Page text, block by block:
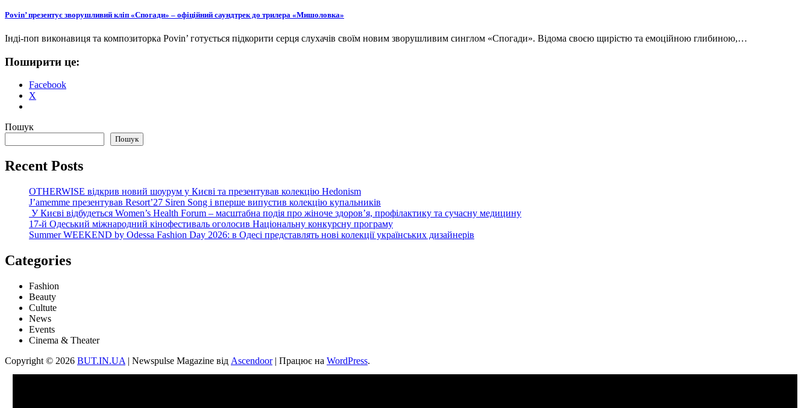
Povin’ презентує зворушливий кліп «Спогади» – офіційний саундтрек до трилера «Мишоловка»
Інді-поп виконавиця та композиторка Povin’ готується підкорити серця слухачів своїм новим зворушливим синглом «Спогади». Відома своєю щирістю та емоційною глибиною,…
Поширити це:
Facebook
X
Пошук
Пошук
Recent Posts
OTHERWISE відкрив новий шоурум у Києві та презентував колекцію Hedonism
J’amemme презентував Resort’27 Siren Song і вперше випустив колекцію купальників
У Києві відбудеться Women’s Health Forum – масштабна подія про жіноче здоров’я, профілактику та сучасну медицину
17-й Одеський міжнародний кінофестиваль оголосив Національну конкурсну програму
Summer WEEKEND by Odessa Fashion Day 2026: в Одесі представлять нові колекції українських дизайнерів
Categories
Fashion
Beauty
Cultute
News
Events
Cinema & Theater
Copyright © 2026 BUT.IN.UA | Newspulse Magazine від Ascendoor| Працює на WordPress.